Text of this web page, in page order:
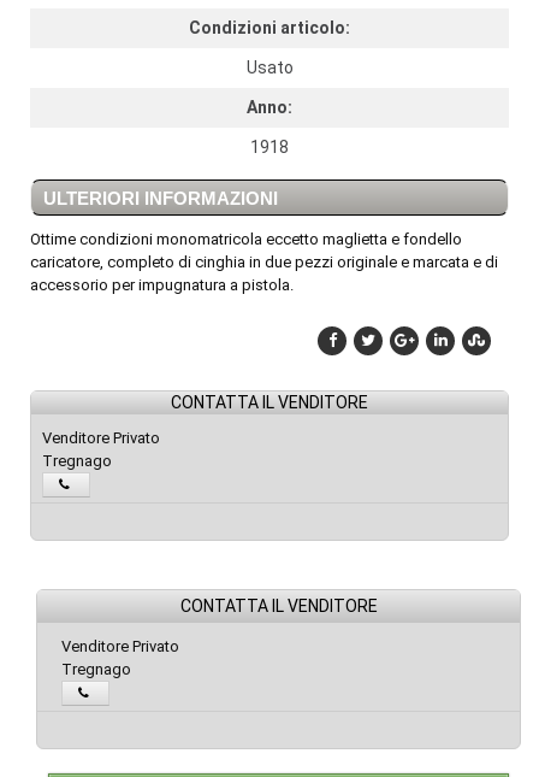
Condizioni articolo:
Usato
Anno:
1918
ULTERIORI INFORMAZIONI
Ottime condizioni monomatricola eccetto maglietta e fondello
caricatore, completo di cinghia in due pezzi originale e marcata e di
accessorio per impugnatura a pistola.
CONTATTA IL VENDITORE
Venditore Privato
Tregnago
CONTATTA IL VENDITORE
Venditore Privato
Tregnago